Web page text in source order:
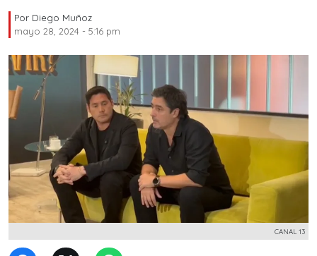
Por Diego Muñoz
mayo 28, 2024 - 5:16 pm
CANAL 13